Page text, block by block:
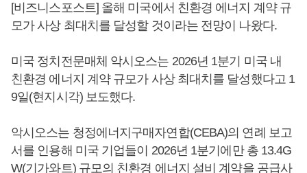
[비즈니스포스트] 올해 미국에서 친환경 에너지 계약 규
모가 사상 최대치를 달성할 것이라는 전망이 나왔다.
미국 정치전문매체 악시오스는 2026년 1분기 미국 내
친환경 에너지 계약 규모가 사상 최대치를 달성했다고 1
9일(현지시각) 보도했다.
악시오스는 청정에너지구매자연합(CEBA)의 연례 보고
서를 인용해 미국 기업들이 2026년 1분기에만 총 13.4G
W(기가와트) 규모의 친환경 에너지 설비 계약을 공급사